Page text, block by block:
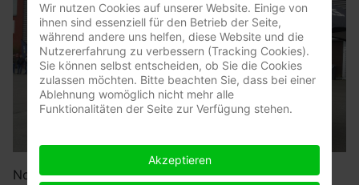
Noch im gleichen Monat fand in München das 5.te
Wir nutzen Cookies auf unserer Website. Einige von
ihnen sind essenziell für den Betrieb der Seite,
während andere uns helfen, diese Website und die
Nutzererfahrung zu verbessern (Tracking Cookies).
Sie können selbst entscheiden, ob Sie die Cookies
zulassen möchten. Bitte beachten Sie, dass bei einer
Ablehnung womöglich nicht mehr alle
Funktionalitäten der Seite zur Verfügung stehen.
Akzeptieren